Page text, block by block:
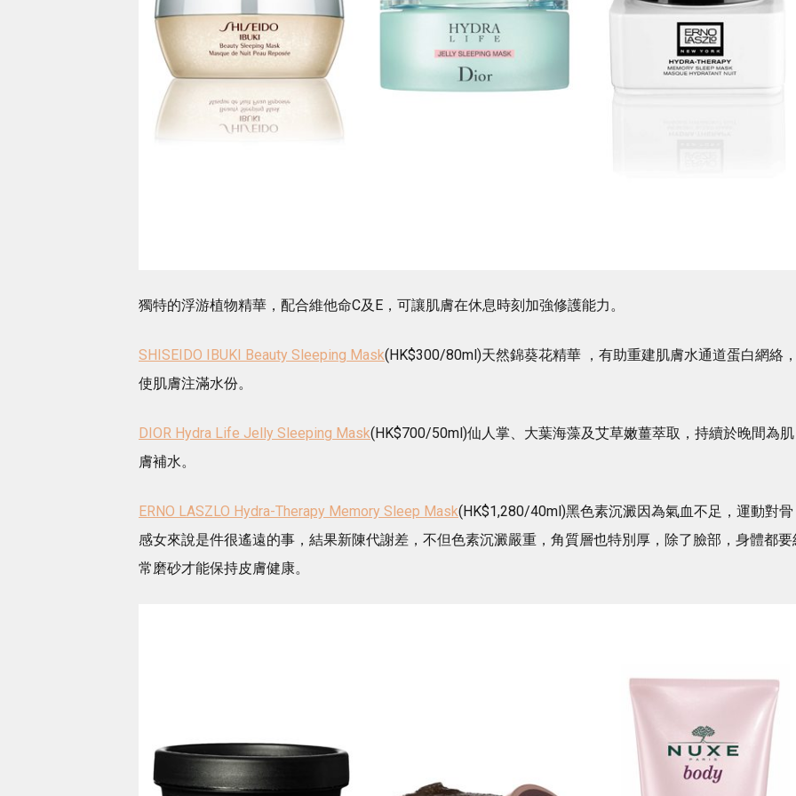
獨特的浮游植物精華，配合維他命C及E，可讓肌膚在休息時刻加強修護能力。
SHISEIDO IBUKI Beauty Sleeping Mask(HK$300/80ml)天然錦葵花精華 ，有助重建肌膚水通道蛋白網絡
使肌膚注滿水份。
DIOR Hydra Life Jelly Sleeping Mask(HK$700/50ml)仙人掌、大葉海藻及艾草嫩薑萃取，持續於晚間為肌
膚補水。
ERNO LASZLO Hydra-Therapy Memory Sleep Mask(HK$1,280/40ml)黑色素沉澱因為氣血不足，運動對骨
感女來說是件很遙遠的事，結果新陳代謝差，不但色素沉澱嚴重，角質層也特別厚，除了臉部，身體都要
常磨砂才能保持皮膚健康。